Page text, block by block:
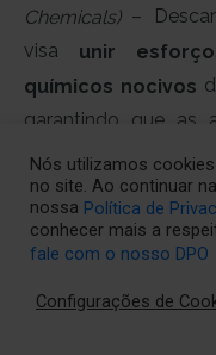
Chemicals)–
visa unir
químicos nocivos
garantindo que as
químicos tornem
substânciase
hídricos.
Hoje, na Unidade
215 parâmetros
Nós utilizamos
no site. Ao continuar
nossa Política de
conhecer mais a
fale com o nosso DPO
Configurações de